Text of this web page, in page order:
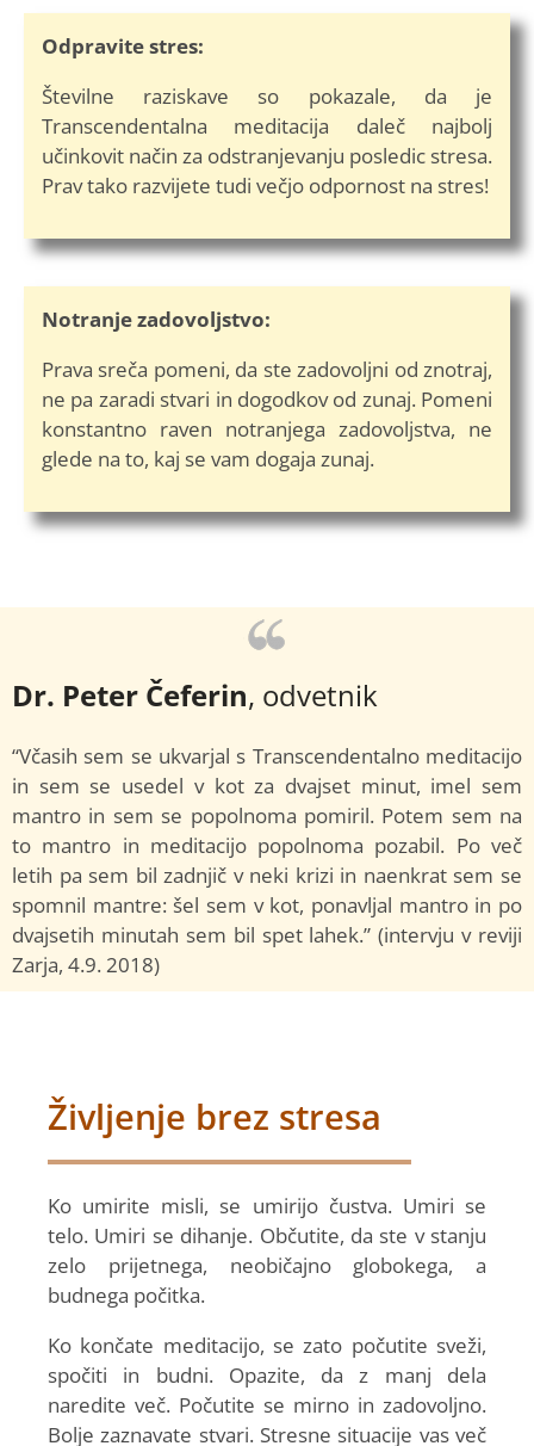
Odpravite stres:​
Številne raziskave so pokazale, da je
Transcendentalna meditacija daleč najbolj
učinkovit način za odstranjevanju posledic stresa.
Prav tako razvijete tudi večjo odpornost na stres!
Notranje zadovoljstvo:​
Prava sreča pomeni, da ste zadovoljni od znotraj,
ne pa zaradi stvari in dogodkov od zunaj. Pomeni
konstantno raven notranjega zadovoljstva, ne
glede na to, kaj se vam dogaja zunaj.
Dr. Peter Čeferin, odvetnik
“Včasih sem se ukvarjal s Transcendentalno meditacijo
in sem se usedel v kot za dvajset minut, imel sem
mantro in sem se popolnoma pomiril. Potem sem na
to mantro in meditacijo popolnoma pozabil. Po več
letih pa sem bil zadnjič v neki krizi in naenkrat sem se
spomnil mantre: šel sem v kot, ponavljal mantro in po
dvajsetih minutah sem bil spet lahek.” (intervju v reviji
Zarja, 4.9. 2018)
Življenje brez stresa
Ko umirite misli, se umirijo čustva. Umiri se
telo. Umiri se dihanje. Občutite, da ste v stanju
zelo prijetnega, neobičajno globokega, a
budnega počitka.
Ko končate meditacijo, se zato počutite sveži,
spočiti in budni. Opazite, da z manj dela
naredite več. Počutite se mirno in zadovoljno.
Bolje zaznavate stvari. Stresne situacije vas več